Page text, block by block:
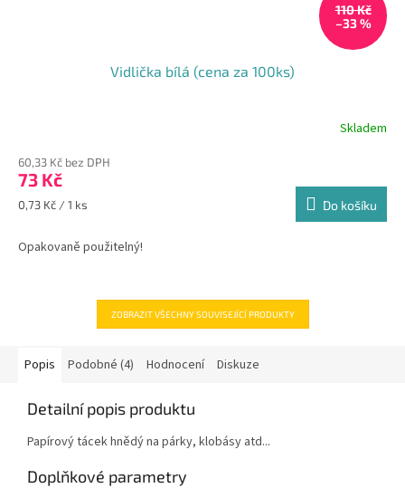
110 Kč
–33 %
Vidlička bílá (cena za 100ks)
produktu
je
4,0
hvězdiček.
Skladem
60,33 Kč bez DPH
73 Kč
Měrná
0,73 Kč / 1 ks Do košíku
Opakovaně použitelný!
ZOBRAZIT VŠECHNY SOUVISEJÍCÍ PRODUKTY
Popis Podobné (4) Hodnocení Diskuze
Detailní popis produktu
Papírový tácek hnědý na párky, klobásy atd...
Doplňkové parametry